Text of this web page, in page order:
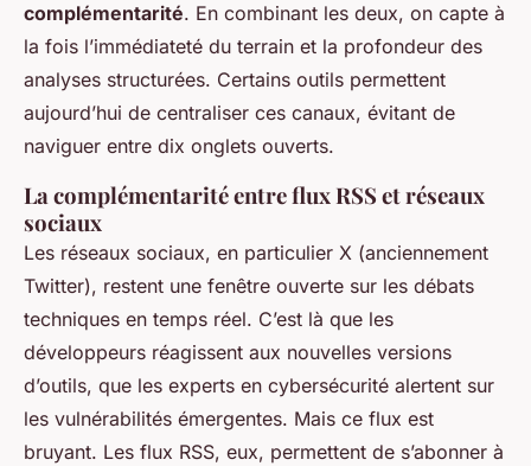
complémentarité. En combinant les deux, on capte à
la fois l’immédiateté du terrain et la profondeur des
analyses structurées. Certains outils permettent
aujourd’hui de centraliser ces canaux, évitant de
naviguer entre dix onglets ouverts.
La complémentarité entre flux RSS et réseaux
sociaux
Les réseaux sociaux, en particulier X (anciennement
Twitter), restent une fenêtre ouverte sur les débats
techniques en temps réel. C’est là que les
développeurs réagissent aux nouvelles versions
d’outils, que les experts en cybersécurité alertent sur
les vulnérabilités émergentes. Mais ce flux est
bruyant. Les flux RSS, eux, permettent de s’abonner à